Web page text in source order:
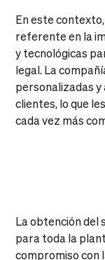
En este
referente en la
y tecnológicas
legal. La
personalizadas y
clientes, lo que
cada vez más
La obtención del
para toda la
compromiso con